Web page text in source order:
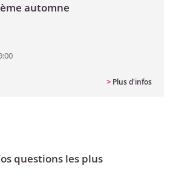
automne
> Plus d'infos
questions les plus